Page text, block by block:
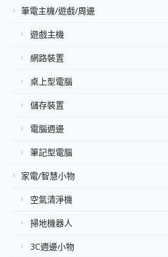
筆電主機/遊戲/周邊
遊戲主機
網路裝置
桌上型電腦
儲存裝置
電腦週邊
筆記型電腦
家電/智慧小物
空氣清淨機
掃地機器人
3C週邊小物